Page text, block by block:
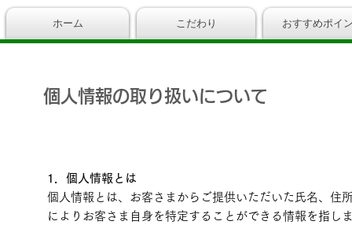
ホーム こだわり おすすめポイ
個人情報の取り扱いについて
1．個人情報とは
個人情報とは、お客さまからご提供いただいた氏名、住
によりお客さま自身を特定することができる情報を指し